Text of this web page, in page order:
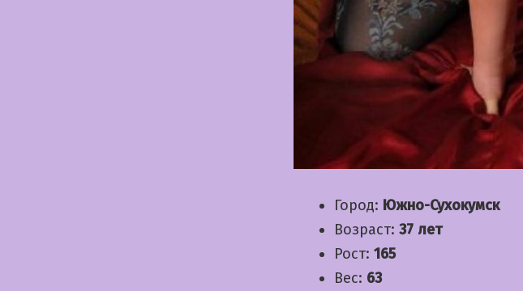
Город: Южно-Сухокумск
Возраст: 37 лет
Рост: 165
Вес: 63